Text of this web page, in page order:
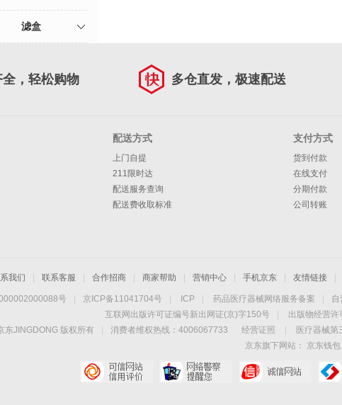
滤盒
全，轻松购物 多仓直发，极速配送
配送方式
上门自提
211限时达
配送服务查询
配送费收取标准
支付方式
货到付款
在线支付
分期付款
公司转账
我们 联系客服 合作招商 商家帮助 营销中心 手机京东 友情链接
号 京ICP备11041704号 ICP 药品医疗器械网络服务备案 自
互联网出版许可证编号新出网证(京)字150号
出版物经营许
东JINGDONG 版权所有 消费者维权热线：4006067733 经营证照 医疗器械
京东旗下网站：
京东钱包